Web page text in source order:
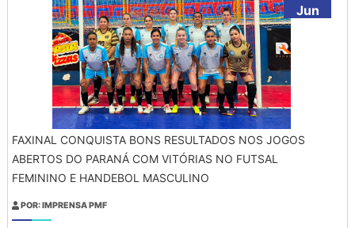
Jun
FAXINAL CONQUISTA BONS RESULTADOS NOS JOGOS
ABERTOS DO PARANÁ COM VITÓRIAS NO FUTSAL
FEMININO E HANDEBOL MASCULINO
POR: IMPRENSA PMF